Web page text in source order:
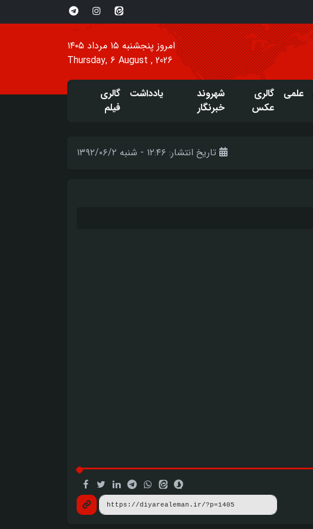
امروز پنجشنبه ۱۵ مرداد ۱۴۰۵
Thursday, 6 August , 2026
علمی
گالری
عکس
شهروند
خبرنگار
یادداشت
گالری
فیلم
تاریخ انتشار: ۱۲:۴۶ - شنبه ۱۳۹۲/۰۶/۲